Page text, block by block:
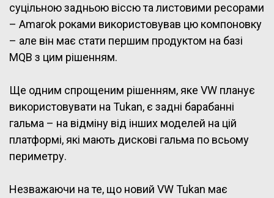
суцільною задньою віссю та листовими ресорами
– Amarok роками використовував цю компоновку
– але він має стати першим продуктом на базі
MQB з цим рішенням.
Ще одним спрощеним рішенням, яке VW планує
використовувати на Tukan, є задні барабанні
гальма – на відміну від інших моделей на цій
платформі, які мають дискові гальма по всьому
периметру.
Незважаючи на те, що новий VW Tukan має